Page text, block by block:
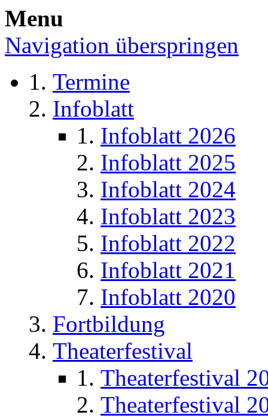
Menu
Navigation überspringen
Termine
Infoblatt
Infoblatt 2026
Infoblatt 2025
Infoblatt 2024
Infoblatt 2023
Infoblatt 2022
Infoblatt 2021
Infoblatt 2020
Fortbildung
Theaterfestival
Theaterfestival
Theaterfestival